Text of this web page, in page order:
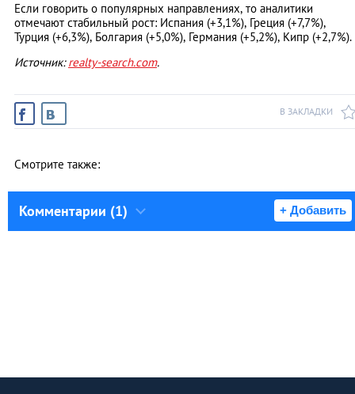
Если говорить о популярных направлениях, то аналитики
отмечают стабильный рост: Испания (+3,1%), Греция (+7,7%),
Турция (+6,3%), Болгария (+5,0%), Германия (+5,2%), Кипр (+2,7%).
Источник:realty-search.com.
В ЗАКЛАДКИ
Смотрите также:
Комментарии (1) + Добавить